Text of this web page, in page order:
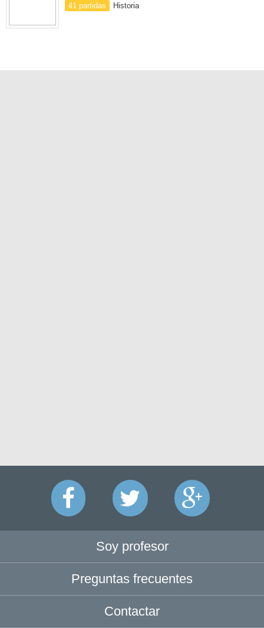
41 partidas Historia
Soy profesor
Preguntas frecuentes
Contactar